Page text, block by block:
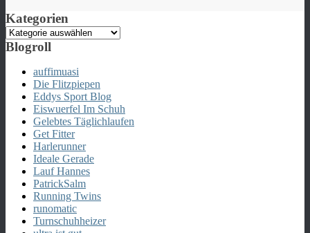
Kategorien
Kategorien
Blogroll
auffimuasi
Die Flitzpiepen
Eddys Sport Blog
Eiswuerfel Im Schuh
Gelebtes Täglichlaufen
Get Fitter
Harlerunner
Ideale Gerade
Lauf Hannes
PatrickSalm
Running Twins
runomatic
Turnschuhheizer